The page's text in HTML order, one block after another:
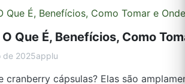
Que É, Benefícios, Como
de 2025applu
cranberry cápsulas? Elas são